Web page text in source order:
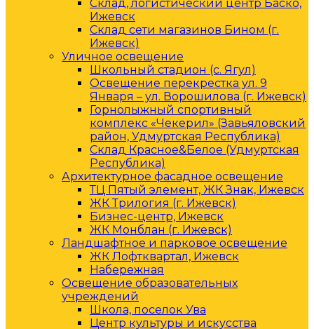
Склад, логистический центр Баско,
Ижевск
Склад сети магазинов Бином (г.
Ижевск)
Уличное освещение
Школьный стадион (с. Ягул)
Освещение перекрестка ул. 9
Января – ул. Ворошилова (г. Ижевск)
Горнолыжный спортивный
комплекс «Чекерил» (Завьяловский
район, Удмуртская Республика)
Склад Красное&Белое (Удмуртская
Республика)
Архитектурное фасадное освещение
ТЦ Пятый элемент, ЖК Знак, Ижевск
ЖК Трилогия (г. Ижевск)
Бизнес-центр, Ижевск
ЖК Монблан (г. Ижевск)
Ландшафтное и парковое освещение
ЖК Лофтквартал, Ижевск
Набережная
Освещение образовательных
учреждений
Школа, поселок Ува
Центр культуры и искусства